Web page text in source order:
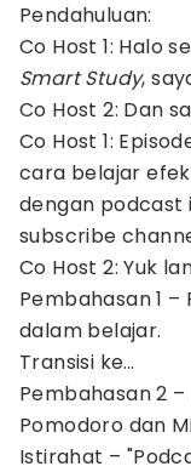
Pendahuluan:
Co Host 1: Halo
Smart Study,
Co Host 2: Dan
Co Host 1:
cara belajar
dengan podcast
subscribe
Co Host 2: Yuk
Pembahasan 1
dalam belajar.
Transisi ke…
Pembahasan 2
Pomodoro dan
Istirahat –